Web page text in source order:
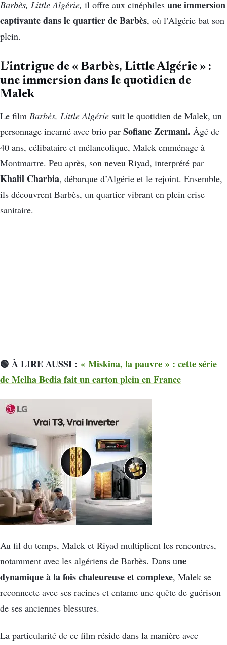
Barbès, Little Algérie, il offre aux cinéphiles une immersion
captivante dans le quartier de Barbès, où l’Algérie bat son
plein.
L’intrigue de « Barbès, Little Algérie » :
une immersion dans le quotidien de
Malek
Le film Barbès, Little Algérie suit le quotidien de Malek, un
personnage incarné avec brio par Sofiane Zermani. Âgé de
40 ans, célibataire et mélancolique, Malek emménage à
Montmartre. Peu après, son neveu Riyad, interprété par
Khalil Charbia, débarque d’Algérie et le rejoint. Ensemble,
ils découvrent Barbès, un quartier vibrant en plein crise
sanitaire.
🟢 À LIRE AUSSI : « Miskina, la pauvre » : cette série
de Melha Bedia fait un carton plein en France
Au fil du temps, Malek et Riyad multiplient les rencontres,
notamment avec les algériens de Barbès. Dans une
dynamique à la fois chaleureuse et complexe, Malek se
reconnecte avec ses racines et entame une quête de guérison
de ses anciennes blessures.
La particularité de ce film réside dans la manière avec